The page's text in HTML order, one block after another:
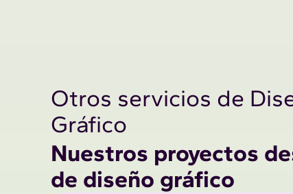
Otros servicios de
Gráfico
Nuestros proyectos
de diseño gráfico